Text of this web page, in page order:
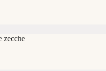
zecche